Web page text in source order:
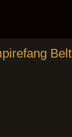
Belt